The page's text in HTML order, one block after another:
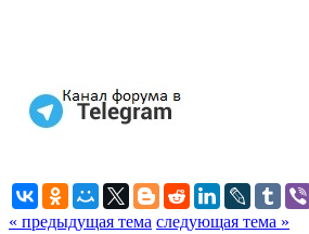
« предыдущая тема следующая тема »